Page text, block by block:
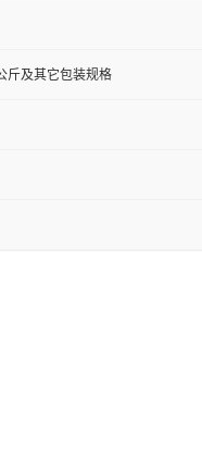
斤及其它包装规格